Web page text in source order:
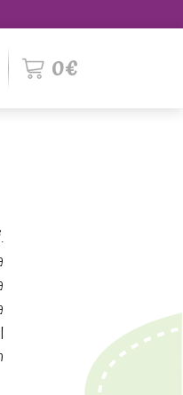
de cuenta de
0€